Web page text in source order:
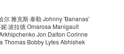
尔 雅克斯·泰勒 Johnny 'Bananas'
·波拉德Omarosa Manigault
Jon Dalton Corinne
Thomas Bobby LytesAbhishek